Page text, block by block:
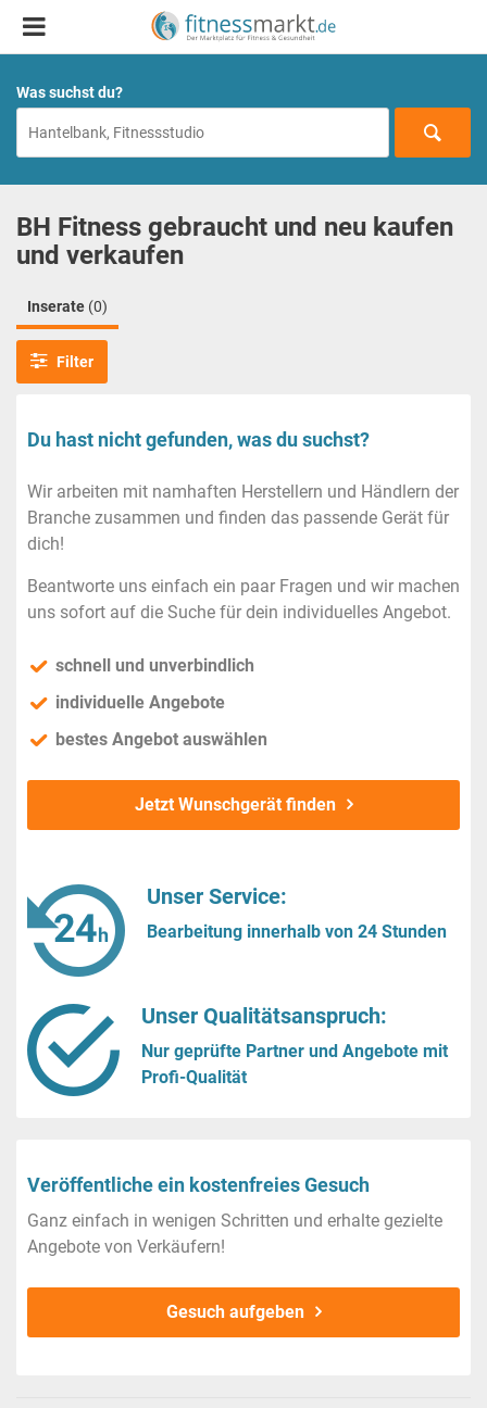
Was suchst du?
BH Fitness gebraucht und neu kaufen
und verkaufen
Inserate (0)
Filter
Du hast nicht gefunden, was du suchst?
Wir arbeiten mit namhaften Herstellern und Händlern der
Branche zusammen und finden das passende Gerät für
dich!
Beantworte uns einfach ein paar Fragen und wir machen
uns sofort auf die Suche für dein individuelles Angebot.
schnell und unverbindlich
individuelle Angebote
bestes Angebot auswählen
Jetzt Wunschgerät finden
Unser Service:
Bearbeitung innerhalb von 24 Stunden
Unser Qualitätsanspruch:
Nur geprüfte Partner und Angebote mit
Profi-Qualität
Veröffentliche ein kostenfreies Gesuch
Ganz einfach in wenigen Schritten und erhalte gezielte
Angebote von Verkäufern!
Gesuch aufgeben